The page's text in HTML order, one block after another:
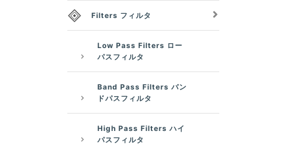
Filters フィルタ
Low Pass Filters ロー
パスフィルタ
Band Pass Filters バン
ドパスフィルタ
High Pass Filters ハイ
パスフィルタ